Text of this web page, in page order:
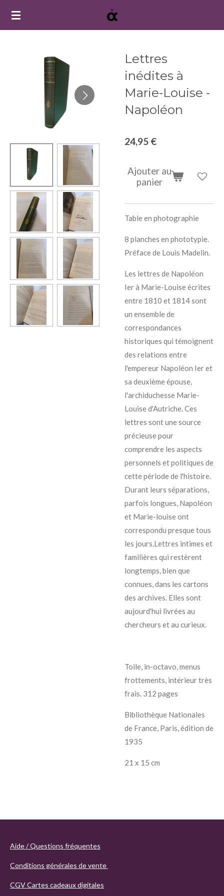
Passer
Lettres
inédites à
Marie-Louise -
Napoléon
24,95 €
Ajouter au
panier
Table en photographie
8 planches en phototypie.
Préface de Louis Madelin.
Les lettres de Napoléon
Ier à Marie-Louise écrites
entre 1810 et 1814 sont
un ensemble de
correspondances
historiques qui témoignent
des relations entre
l'empereur Napoléon Ier et
sa deuxième épouse,
l'archiduchesse Marie-
Louise d'Autriche. Ces
lettres sont une source
précieuse pour
comprendre les aspects
personnels et politiques de
cette période de l'histoire.
Durant leurs séparations,
parfois longues, Napoléon
et Marie-louise ont
correspondu presque tous
les jours.Lettres intimes et
familières qui restèrent
longtemps, bien que
connues, dans les cartons
des archives. Elles sont
aujourd'hui livrées au
chercheurs et au curieux.
Toile, in-octavo, menus
frottements, intérieur très
frais. 312 pages
Bibliothèque Nationales
de France, Paris, édition de
1935
21 x 15 cm
Aide / Questions fréquentes
Conditions générales de vente
CGV Cartes cadeaux digitales